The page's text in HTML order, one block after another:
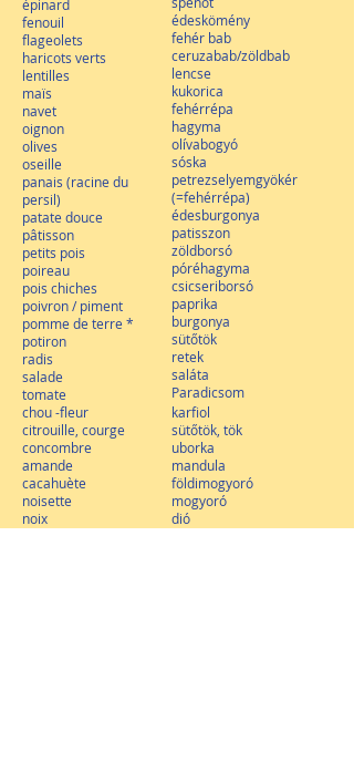
épinard
fenouil
flageolets
haricots verts
lentilles
maïs
navet
oignon
olives
oseille
panais (racine du
persil)
patate douce
pâtisson
petits pois
poireau
pois chiches
poivron / piment
pomme de terre *
potiron
radis
salade
tomate
édeskömény
fehér bab
ceruzabab/zöldbab
lencse
kukorica
fehérrépa
hagyma
olívabogyó
sóska
petrezselyemgyökér
(=fehérrépa)
édesburgonya
patisszon
zöldborsó
póréhagyma
csicseriborsó
paprika
burgonya
sütőtök
retek
saláta
Paradicsom
chou -fleur
citrouille, courge
concombre
amande
cacahuète
noisette
noix
karfiol
sütőtök, tök
uborka
mandula
földimogyoró
mogyoró
dió